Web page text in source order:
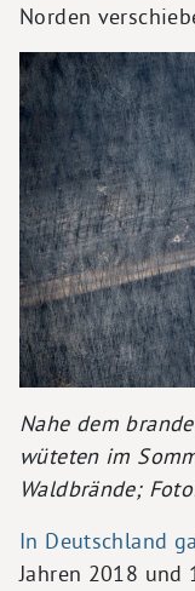
Norden
Nahe dem
wüteten im
Waldbrände;
In Deutschland
Jahren 2018 und